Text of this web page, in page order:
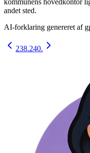
andet sted.
AI-forklaring genereret af
238.240.